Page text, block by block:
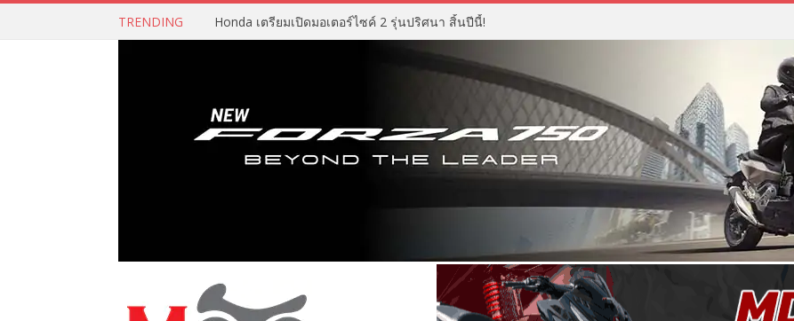
TRENDING Honda เตรียมเปิดมอเตอร์ไซค์ 2 รุ่นปริศนา สิ้นปีนี้!